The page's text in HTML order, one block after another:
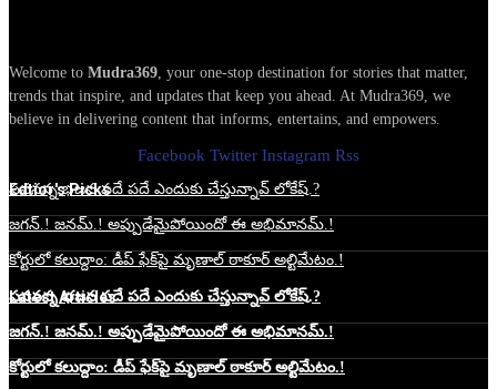
Welcome to Mudra369, your one-stop destination for stories that matter,
trends that inspire, and updates that keep you ahead. At Mudra369, we
believe in delivering content that informs, entertains, and empowers.
Facebook Twitter Instagram Rss
Edtior's Picks
పవనన్న భజన పదే పదే ఎందుకు చేస్తున్నావ్ లోకేష్.?
జగన్.! జనమ్.! అప్పుడేమైపోయిందో ఈ అభిమానమ్.!
కోర్టులో కలుద్దాం: డీప్ ఫేక్‌పై మృణాల్ ఠాకూర్ అల్టిమేటం.!
Latest Articles
పవనన్న భజన పదే పదే ఎందుకు చేస్తున్నావ్ లోకేష్.?
జగన్.! జనమ్.! అప్పుడేమైపోయిందో ఈ అభిమానమ్.!
కోర్టులో కలుద్దాం: డీప్ ఫేక్‌పై మృణాల్ ఠాకూర్ అల్టిమేటం.!